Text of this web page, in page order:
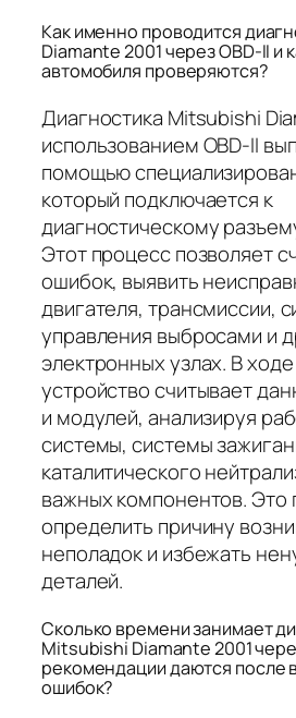
Как именно проводится
Diamante 2001 через OBD-II и
автомобиля проверяются?
Диагностика Mitsubishi
использованием OBD-II
помощью
который подключается к
диагностическому
Этот процесс позволяет
ошибок, выявить
двигателя, трансмиссии,
управления выбросами и
электронных узлах. В
устройство считывает
и модулей, анализируя
системы, системы
каталитического
важных компонентов. Это
определить причину
неполадок и избежать
деталей.
Сколько времени занимает
Mitsubishi Diamante 2001
рекомендации даются после
ошибок?